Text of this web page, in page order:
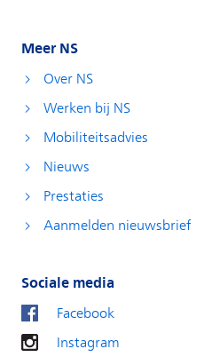
Meer NS
Over NS
Werken bij NS
Mobiliteitsadvies
Nieuws
Prestaties
Aanmelden nieuwsbrief
Sociale media
Facebook
Instagram